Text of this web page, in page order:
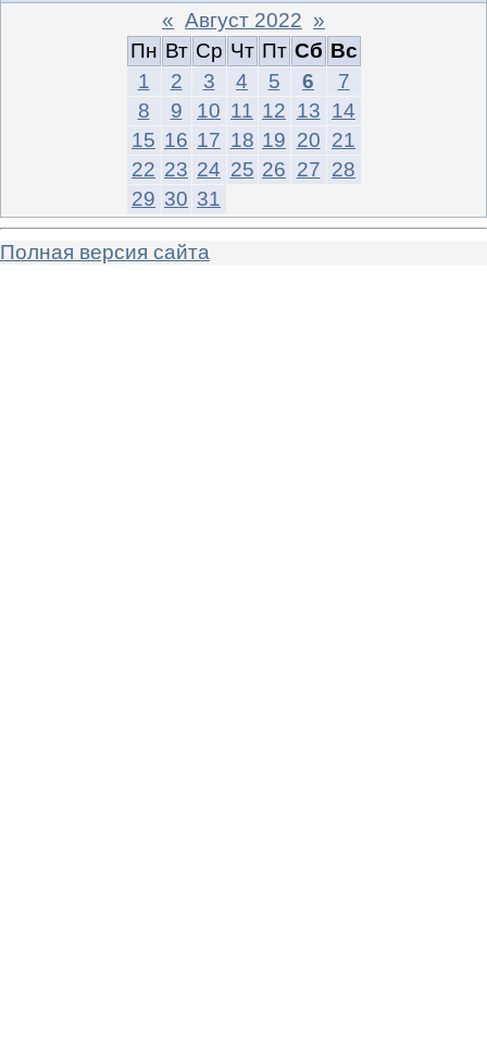
« Август 2022 »
Пн Вт Ср Чт Пт Сб Вс
1
2 3 4 5 6
7
8
9 10 11 12 13 14
15 16 17 18 19 20 21
22 23 24 25 26 27 28
29 30 31
Полная версия сайта